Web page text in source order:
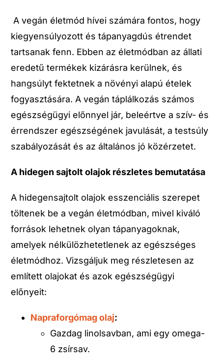
A vegán életmód hívei számára fontos, hogy
kiegyensúlyozott és tápanyagdús étrendet
tartsanak fenn. Ebben az életmódban az állati
eredetű termékek kizárásra kerülnek, és
hangsúlyt fektetnek a növényi alapú ételek
fogyasztására. A vegán táplálkozás számos
egészségügyi előnnyel jár, beleértve a szív- és
érrendszer egészségének javulását, a testsúly
szabályozását és az általános jó közérzetet.
A hidegen sajtolt olajok részletes bemutatása
A hidegensajtolt olajok esszenciális szerepet
töltenek be a vegán életmódban, mivel kiváló
források lehetnek olyan tápanyagoknak,
amelyek nélkülözhetetlenek az egészséges
életmódhoz. Vizsgáljuk meg részletesen az
említett olajokat és azok egészségügyi
előnyeit:
Napraforgómag olaj:
Gazdag linolsavban, ami egy omega-
6 zsírsav.